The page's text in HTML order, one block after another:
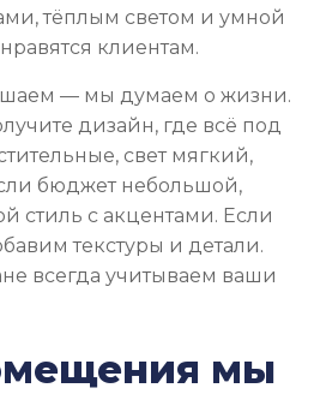
тёплым светом и умной
клиентам.
— мы думаем о жизни.
дизайн, где всё под
свет мягкий,
бюджет небольшой,
стиль с акцентами. Если
текстуры и детали.
всегда учитываем ваши
мы